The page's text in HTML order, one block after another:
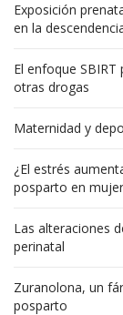
Exposición
en la
El enfoque
otras drogas
Maternidad y
¿El estrés
posparto en
Las alteraciones
perinatal
Zuranolona, un
posparto